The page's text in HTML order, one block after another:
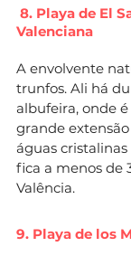
8. Playa de El
Valenciana
A envolvente
trunfos. Ali há
albufeira, onde é
grande
águas
fica a menos de
Valência.
9. Playa de los